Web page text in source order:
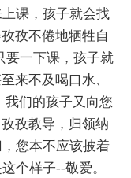
课，孩子就会找
孜不倦地牺牲自
要一下课，孩子就
来不及喝口水、
我们的孩子又向您
孜教导，归领纳
您本不应该披着
个样子--敬爱。